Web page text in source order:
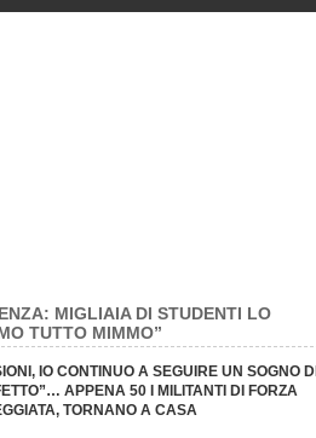
MIGLIAIA DI STUDENTI LO
TUTTO MIMMO”
IO CONTINUO A SEGUIRE UN SOGNO DI
APPENA 50 I MILITANTI DI FORZA
TORNANO A CASA